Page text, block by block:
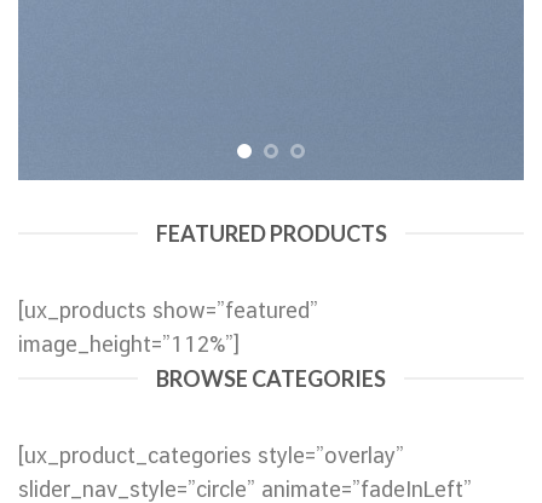
FEATURED PRODUCTS
[ux_products show=”featured”
image_height=”112%”]
BROWSE CATEGORIES
[ux_product_categories style=”overlay”
slider_nav_style=”circle” animate=”fadeInLeft”